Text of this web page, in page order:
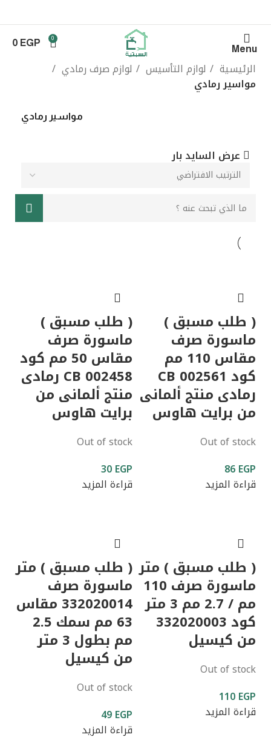
Menu
0
0 EGP
الرئيسية لوازم التأسيس
لوازم صرف رمادي
مواسير رمادي
مواسير رمادي
عرض السايد بار
( طلب مسبق )
ماسورة صرف
مقاس 110 مم
كود CB 002561
رمادى منتج ألمانى
من برايت هاوس
Out of stock
86EGP
قراءة المزيد
( طلب مسبق )
ماسورة صرف
مقاس 50 مم كود
CB 002458 رمادى
منتج ألمانى من
برايت هاوس
Out of stock
30EGP
قراءة المزيد
( طلب مسبق ) متر
ماسورة صرف 110
مم / 2.7 مم 3 متر
كود 332020003
من كيسيل
Out of stock
110EGP
قراءة المزيد
( طلب مسبق ) متر
ماسورة صرف
332020014 مقاس
63 مم سمك 2.5
مم بطول 3 متر
من كيسيل
Out of stock
49EGP
قراءة المزيد